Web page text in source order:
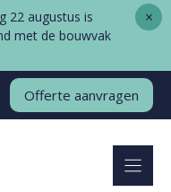
22 augustus is
met de bouwvak
×
Offerte aanvragen